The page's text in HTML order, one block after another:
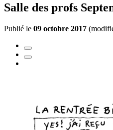
Salle des profs
Publié le 09 octobre 2017 (